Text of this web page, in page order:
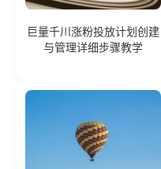
巨量千川涨粉投放计划创建
与管理详细步骤教学